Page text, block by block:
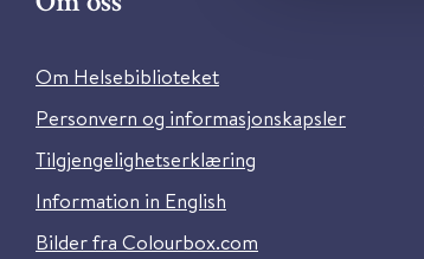
Om Helsebiblioteket
Personvern og informasjonskapsler
Tilgjengelighetserklæring
Information in English
Bilder fra Colourbox.com